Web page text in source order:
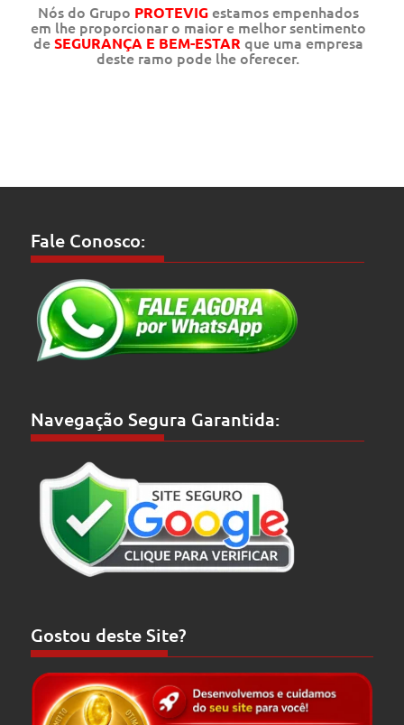
Nós do Grupo PROTEVIGestamos empenhados
em lhe proporcionar o maior e melhor sentimento
deSEGURANÇA E BEM-ESTAR que uma empresa
deste ramo pode lhe oferecer.
Fale Conosco:
Navegação Segura Garantida:
Gostou deste Site?